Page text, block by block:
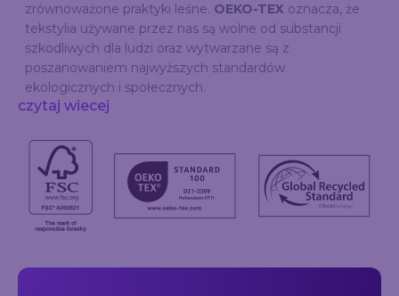
zrównoważone praktyki leśne. OEKO-TEX oznacza, że
tekstylia używane przez nas są wolne od substancji
szkodliwych dla ludzi oraz wytwarzane są z
poszanowaniem najwyższych standardów
ekologicznych i społecznych.
czytaj wiecej